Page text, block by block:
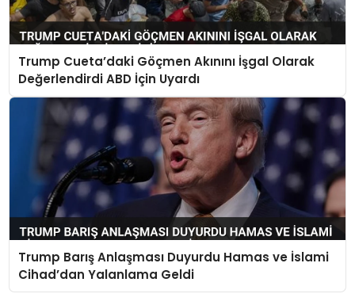
Trump Cueta’daki Göçmen Akınını İşgal Olarak
Değerlendirdi ABD İçin Uyardı
Trump Barış Anlaşması Duyurdu Hamas ve İslami
Cihad’dan Yalanlama Geldi